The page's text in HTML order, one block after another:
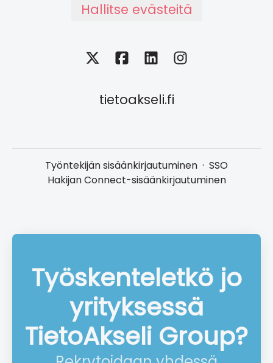
Hallitse evästeitä
tietoakseli.fi
Työntekijän sisäänkirjautuminen · SSO
Hakijan Connect-sisäänkirjautuminen
Työskenteletkö jo
yrityksessä
TietoAkseli Group?